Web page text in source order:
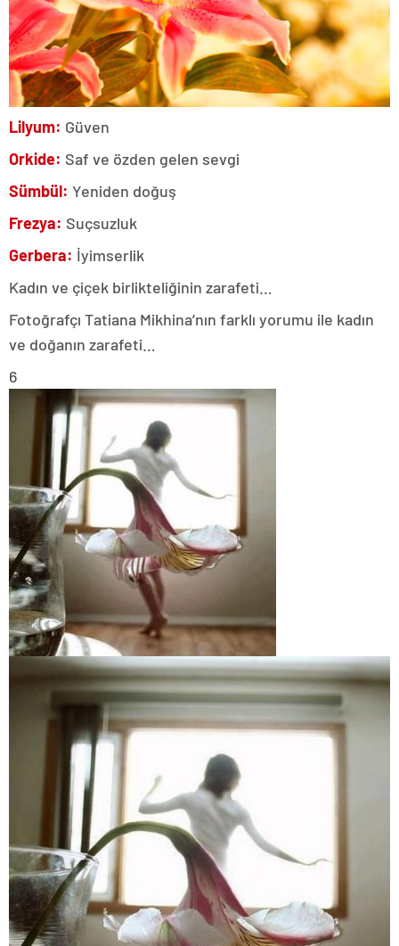
Lilyum: Güven
Orkide: Saf ve özden gelen sevgi
Sümbül: Yeniden doğuş
Frezya: Suçsuzluk
Gerbera: İyimserlik
Kadın ve çiçek birlikteliğinin zarafeti…
Fotoğrafçı Tatiana Mikhina’nın farklı yorumu ile kadın
ve doğanın zarafeti…
6